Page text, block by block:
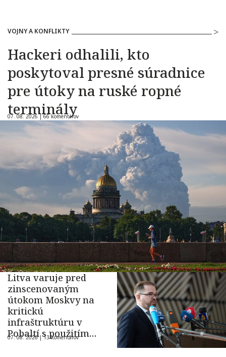
VOJNY A KONFLIKTY
Hackeri odhalili, kto
poskytoval presné súradnice
pre útoky na ruské ropné
terminály
07. 08. 2026 |66 komentárov
Litva varuje pred
zinscenovaným
útokom Moskvy na
kritickú
infraštruktúru v
Pobaltí s použitím
ukrajinského dronu
07. 08. 2026 |13 komentárov